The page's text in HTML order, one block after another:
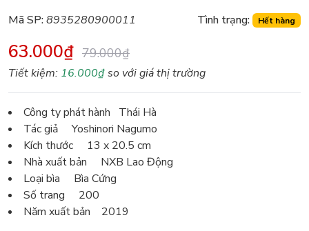
Mã SP:8935280900011 Tình trạng: Hết hàng
63.000₫ 79.000₫
Tiết kiệm: 16.000₫so với giá thị trường
Công ty phát hành Thái Hà
Tác giả Yoshinori Nagumo
Kích thước 13 x 20.5 cm
Nhà xuất bản NXB Lao Động
Loại bìa Bìa Cứng
Số trang 200
Năm xuất bản 2019